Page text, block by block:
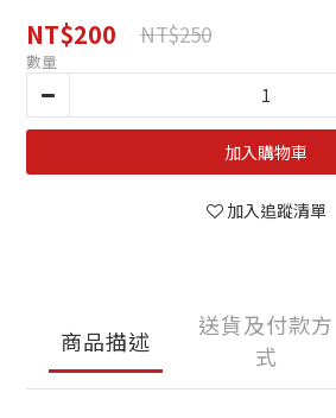
NT$200 NT$250
數量
加入購物車
加入追蹤清單
商品描述
送貨及付款方
式